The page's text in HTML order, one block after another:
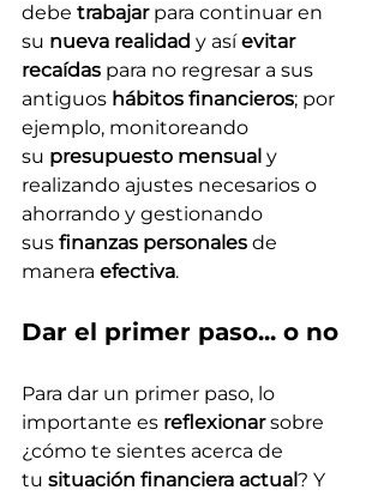
debe trabajar para continuar en
su nueva realidad y así evitar
recaídas para no regresar a sus
antiguos hábitos financieros; por
ejemplo, monitoreando
su presupuesto mensual y
realizando ajustes necesarios o
ahorrando y gestionando
sus finanzas personales de
manera efectiva.
Dar el primer paso... o no
Para dar un primer paso, lo
importante es reflexionar sobre
¿cómo te sientes acerca de
tu situación financiera actual ? Y